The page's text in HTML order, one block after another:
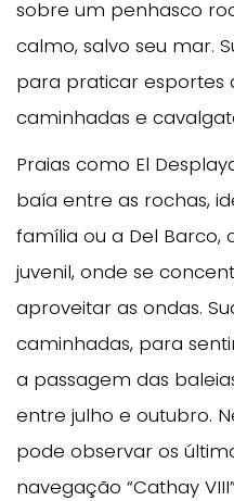
sobre um penhasco
calmo, salvo seu mar.
para praticar esportes
caminhadas e
Praias como El
baía entre as rochas,
família ou a Del
juvenil, onde se
aproveitar as ondas.
caminhadas, para
a passagem das
entre julho e outubro.
pode observar os
navegação “Cathay